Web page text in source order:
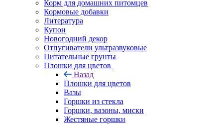
Корм для домашних питомцев
Кормовые добавки
Литература
Купон
Новогодний декор
Отпугиватели ультразвуковые
Питательные грунты
Плошки для цветов
Назад
Плошки для цветов
Вазы
Горшки из стекла
Горшки, вазоны, миски
Жестяные горшки